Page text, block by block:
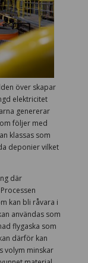
över skapar
elektricitet
genererar
följer med
klassas som
deponier vilket
där
kan bli råvara i
användas som
flygaska som
därför kan
volym minskar